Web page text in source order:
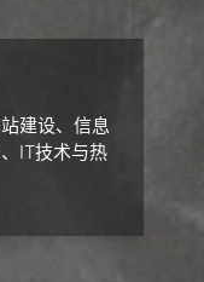
建设、信息
IT技术与热